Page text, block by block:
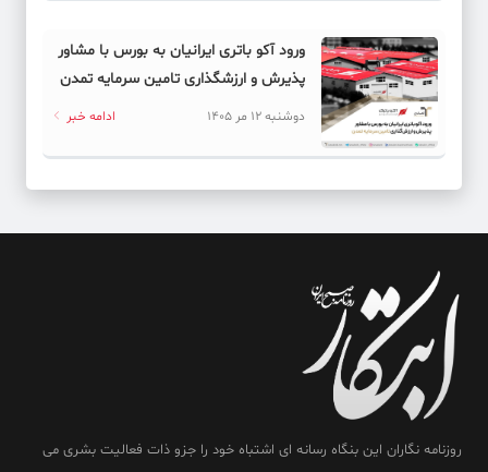
ورود آکو باتری ایرانیان به بورس با مشاور
پذیرش و ارزشگذاری تامین سرمایه تمدن
دوشنبه 12 مر 1405 ادامه خبر
روزنامه نگاران این بنگاه رسانه ای اشتباه خود را جزو ذات فعالیت بشری می